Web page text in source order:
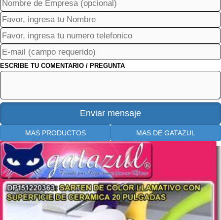
ESCRIBE TU COMENTARIO / PREGUNTA
MAS PRODUCTOS MAS DE GATAZUL